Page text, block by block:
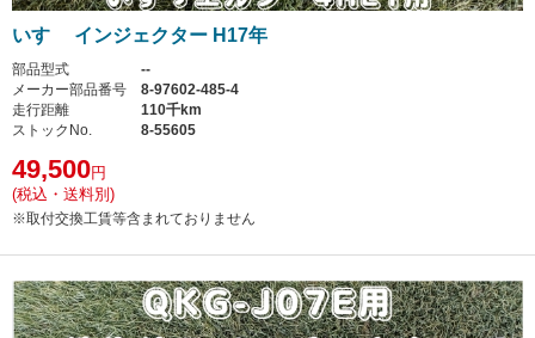
いすゞ インジェクター H17年
部品型式
--
メーカー部品番号
8-97602-485-4
走行距離
110千km
ストックNo.
8-55605
49,500円
(税込・送料別)
※取付交換工賃等含まれておりません